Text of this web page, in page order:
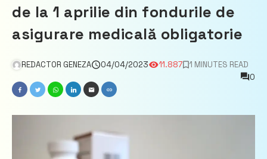
de la 1 aprilie din fondurile de
asigurare medicală obligatorie
REDACTOR GENEZA 04/04/2023 11.887
1 MINUTES READ
0